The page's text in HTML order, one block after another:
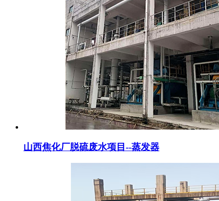
山西焦化厂脱硫废水项目--蒸发器